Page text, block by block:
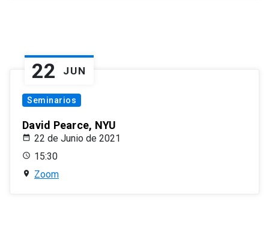
22 JUN
Seminarios
David Pearce, NYU
22 de Junio de 2021
15:30
Zoom